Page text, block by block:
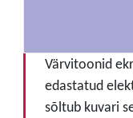
Värvitoonid
edastatud
sõltub kuvari